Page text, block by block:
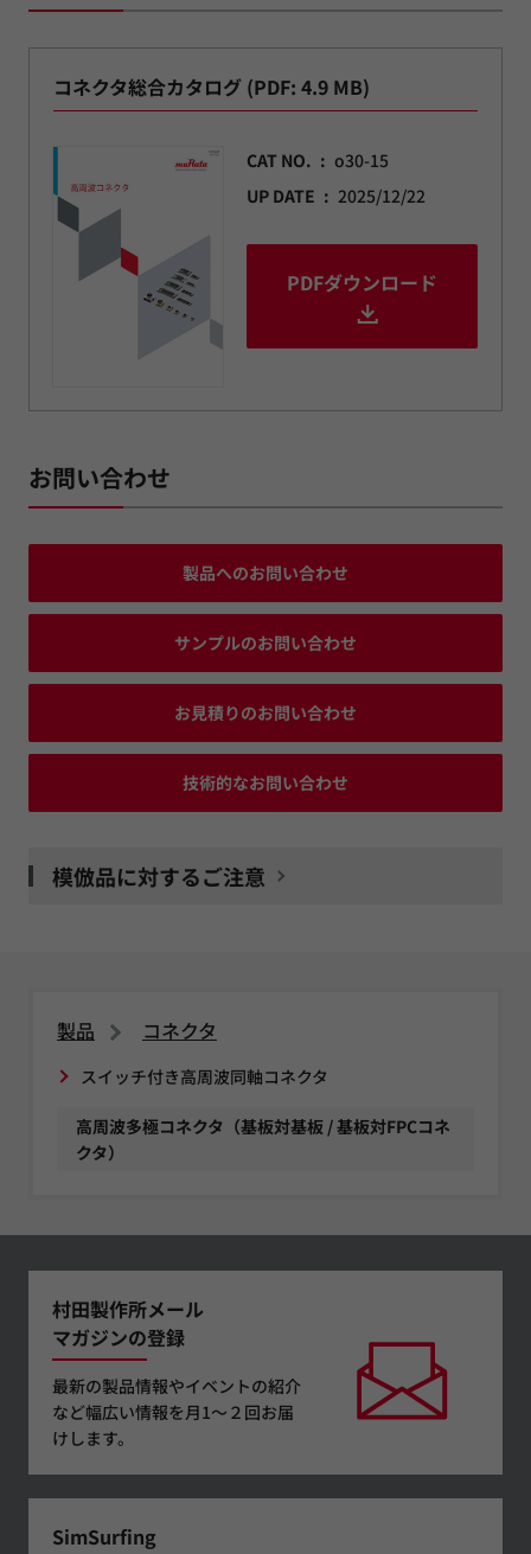
コネクタ総合カタログ (PDF: 4.9 MB)
CAT NO.
o30-15
UP DATE
2025/12/22
PDFダウンロード
お問い合わせ
製品へのお問い合わせ
サンプルのお問い合わせ
お見積りのお問い合わせ
技術的なお問い合わせ
模倣品に対するご注意
製品 コネクタ
スイッチ付き高周波同軸コネクタ
高周波多極コネクタ（基板対基板 / 基板対FPCコネ
クタ）
村田製作所メール
マガジンの登録
最新の製品情報やイベントの紹介
など幅広い情報を月1～２回お届
けします。
SimSurfing